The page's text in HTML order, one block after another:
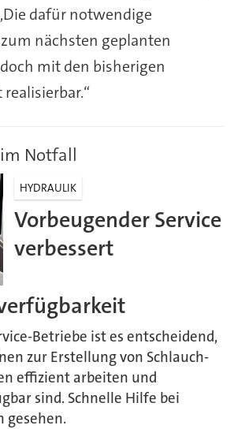
dafür notwendige
nächsten geplanten
mit den bisherigen
Notfall
HYDRAULIK
Vorbeugender Service
verbessert
Betriebe ist es entscheidend,
zur Erstellung von Schlauch-
effizient arbeiten und
sind. Schnelle Hilfe bei
gesehen.